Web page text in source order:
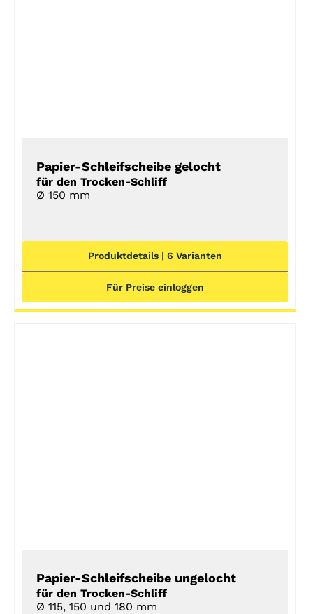
Papier-Schleifscheibe gelocht
für den Trocken-Schliff
Ø 150 mm
Produktdetails | 6 Varianten
Für Preise einloggen
Papier-Schleifscheibe ungelocht
für den Trocken-Schliff
Ø 115, 150 und 180 mm